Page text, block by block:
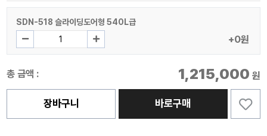
SDN-518 슬라이딩도어형 540L급
+0원
총 금액 : 1,215,000 원
장바구니 바로구매